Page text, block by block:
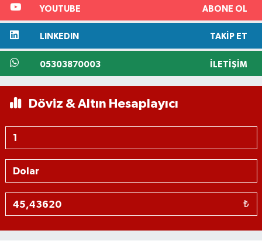
YOUTUBE ABONE OL
LINKEDIN TAKIP ET
05303870003 İLETIŞIM
Döviz & Altın Hesaplayıcı
₺